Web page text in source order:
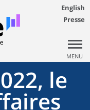
English
Presse
MENU
le